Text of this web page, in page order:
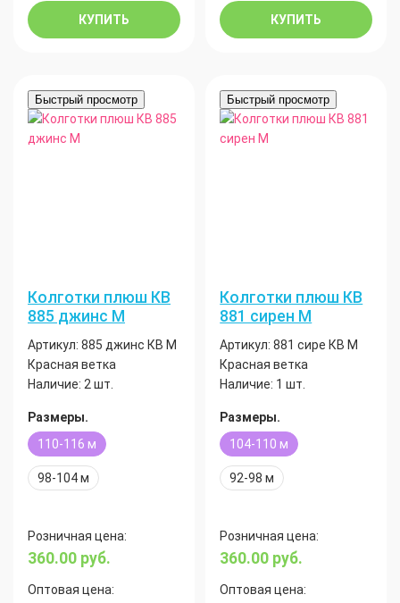
КУПИТЬ КУПИТЬ
Быстрый просмотр
Колготки плюш КВ
885 джинс М
Артикул: 885 джинс КВ М
Красная ветка
Наличие: 2 шт.
Размеры.
110-116 м
98-104 м
Розничная цена:
360.00 руб.
Оптовая цена:
Быстрый просмотр
Колготки плюш КВ
881 сирен М
Артикул: 881 сире КВ М
Красная ветка
Наличие: 1 шт.
Размеры.
104-110 м
92-98 м
Розничная цена:
360.00 руб.
Оптовая цена: